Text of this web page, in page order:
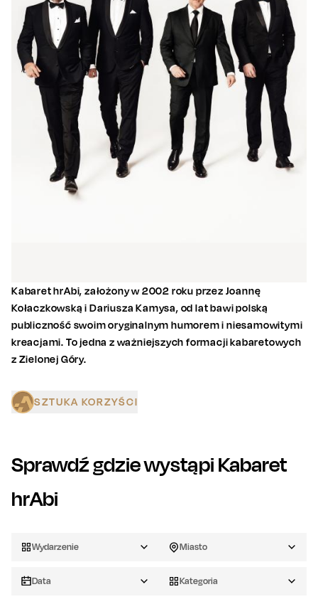
Kabaret hrAbi, założony w 2002 roku przez Joannę
Kołaczkowską i Dariusza Kamysa, od lat bawi polską
publiczność swoim oryginalnym humorem i niesamowitymi
kreacjami. To jedna z ważniejszych formacji kabaretowych
z Zielonej Góry.
SZTUKA KORZYŚCI
Sprawdź gdzie wystąpi Kabaret
hrAbi
Wydarzenie Miasto
Data Kategoria